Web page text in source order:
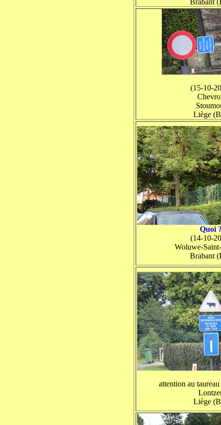
Brabant
(15-10-
Liège
Quoi
(14-10-
Woluwe-
Brabant
attention au
Liège